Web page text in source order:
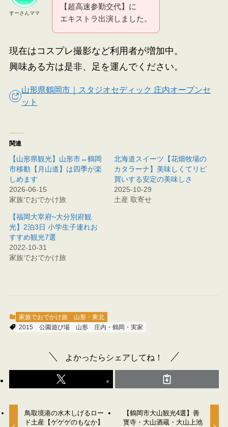
すーさんママ
【超高速参勤交代】に
エキストラ出演しました。
現在はコスプレ撮影など利用者が増加中。
興味ある方は是非、足を運んでください。
山形県鶴岡市｜スタジオセディック 庄内オープンセ
ット
関連
【山形県観光】山形市↔鶴岡
市移動【月山道】は四季が楽
しめます
2026-06-15
家族でおでかけ旅
北海道スイーツ【花畑牧場の
カタラーナ】美味しくてリピ
買いする安定の美味しさ
2025-10-29
土産 取寄せ
【福岡大宰府~大分別府観
光】2泊3日 小学生子連れお
すすめ観光7選
2022-10-31
家族でおでかけ旅
家族でおでかけ旅
山形・東北
2015
公園遊び場 山形 庄内・鶴岡・実家
よかったらシェアしてね！
鳥取境港の水木しげるロー
ド土産【ゲゲゲのもなか】
【鶴岡市大山観光4選】善
寳寺・大山酒蔵・大山上池